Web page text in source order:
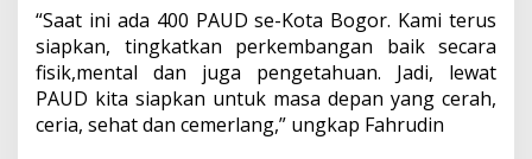
“Saat ini ada 400 PAUD se-Kota Bogor. Kami terus
siapkan, tingkatkan perkembangan baik secara
fisik,mental dan juga pengetahuan. Jadi, lewat
PAUD kita siapkan untuk masa depan yang cerah,
ceria, sehat dan cemerlang,” ungkap Fahrudin